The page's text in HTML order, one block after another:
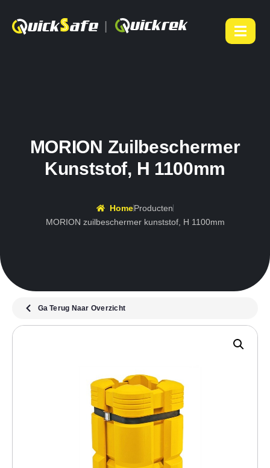
MORION Zuilbeschermer
Kunststof, H 1100mm
HomeProducten
MORION zuilbeschermer kunststof, H 1100mm
Ga Terug Naar Overzicht